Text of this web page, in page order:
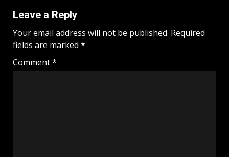
Leave a Reply
Your email address will not be published. Required
fields are marked *
Comment*